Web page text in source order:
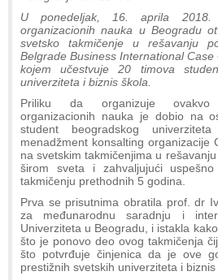
U ponedeljak, 16. aprila
organizacionih nauka u Beogradu
svetsko takmičenje u rešavanju
Belgrade Business International
kojem učestvuje 20 timova
univerziteta i biznis škola.
Priliku da organizuje ovakvo
organizacionih nauka je dobio na
student beogradskog
menadžment konsalting organizacije
na svetskim takmičenjima u
širom sveta i zahvaljujući uspešno
takmičenju prethodnih 5 godina.
Prva se prisutnima obratila prof. dr
za međunarodnu saradnju i
Univerziteta u Beogradu, i istakla
što je ponovo deo ovog takmičenja
što potvrđuje činjenica da je ove
prestižnih svetskih univerziteta i biznis